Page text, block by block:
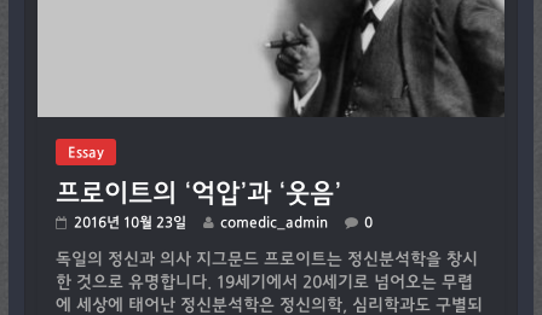
Essay
프로이트의 ‘억압’과 ‘웃음’
2016년 10월 23일 comedic_admin 0
독일의 정신과 의사 지그문드 프로이트는 정신분석학을 창시
한 것으로 유명합니다. 19세기에서 20세기로 넘어오는 무렵
에 세상에 태어난 정신분석학은 정신의학, 심리학과도 구별되